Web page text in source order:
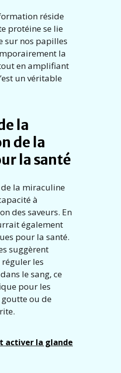
réside
protéine se lie
sur nos papilles
la
en amplifiant
un véritable
la
de la
la santé
la miraculine
à
des saveurs. En
également
pour la santé.
suggèrent
les
le sang, ce
pour les
ou de
activer la glande